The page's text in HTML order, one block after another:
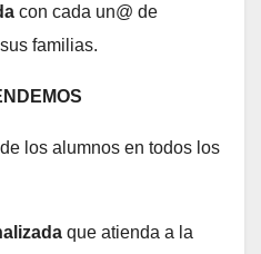
con cada un@ de
familias.
los alumnos en todos los
que atienda a la